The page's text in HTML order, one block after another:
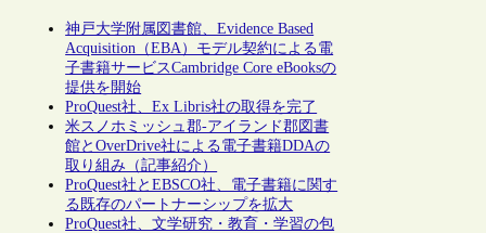
神戸大学附属図書館、Evidence Based
Acquisition（EBA）モデル契約による電
子書籍サービスCambridge Core eBooksの
提供を開始
ProQuest社、Ex Libris社の取得を完了
米スノホミッシュ郡-アイランド郡図書
館とOverDrive社による電子書籍DDAの
取り組み（記事紹介）
ProQuest社とEBSCO社、電子書籍に関す
る既存のパートナーシップを拡大
ProQuest社、文学研究・教育・学習の包